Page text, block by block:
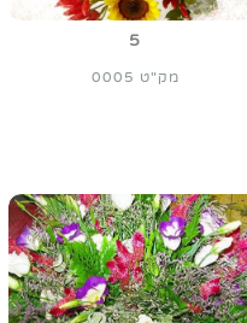
5
מק"ט 0005